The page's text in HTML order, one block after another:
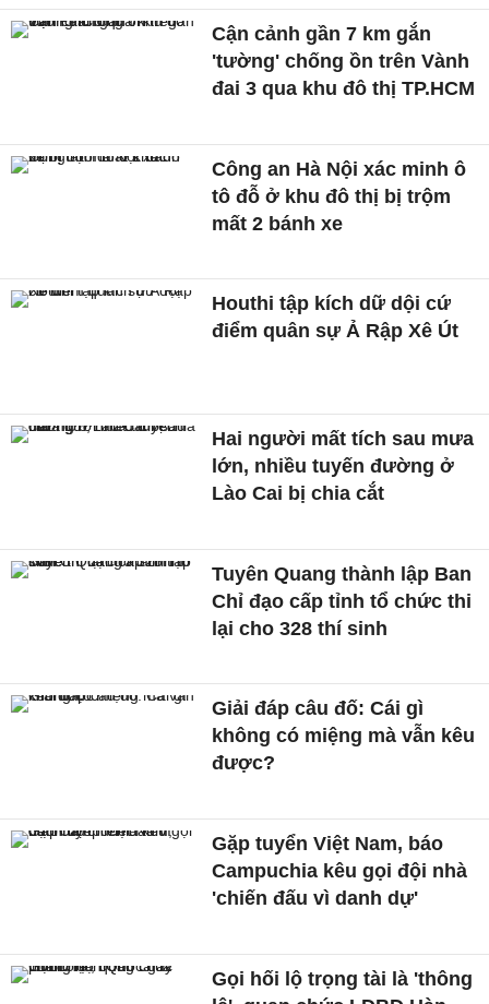
Cận cảnh gần 7 km gắn
'tường' chống ồn trên Vành
đai 3 qua khu đô thị TP.HCM
Công an Hà Nội xác minh ô
tô đỗ ở khu đô thị bị trộm
mất 2 bánh xe
Houthi tập kích dữ dội cứ
điểm quân sự Ả Rập Xê Út
Hai người mất tích sau mưa
lớn, nhiều tuyến đường ở
Lào Cai bị chia cắt
Tuyên Quang thành lập Ban
Chỉ đạo cấp tỉnh tổ chức thi
lại cho 328 thí sinh
Giải đáp câu đố: Cái gì
không có miệng mà vẫn kêu
được?
Gặp tuyển Việt Nam, báo
Campuchia kêu gọi đội nhà
'chiến đấu vì danh dự'
Gọi hối lộ trọng tài là 'thông